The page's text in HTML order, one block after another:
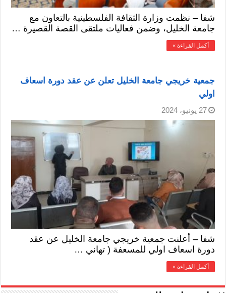
شفا – نظمت وزارة الثقافة الفلسطينية بالتعاون مع
جامعة الخليل، وضمن فعاليات ملتقى القصة القصيرة …
أكمل القراءة »
جمعية خريجي جامعة الخليل تعلن عن عقد دورة اسعاف
اولي
27 يونيو، 2024
شفا – أعلنت جمعية خريجي جامعة الخليل عن عقد
دورة اسعاف اولي للمسعفة ( تهاني …
أكمل القراءة »